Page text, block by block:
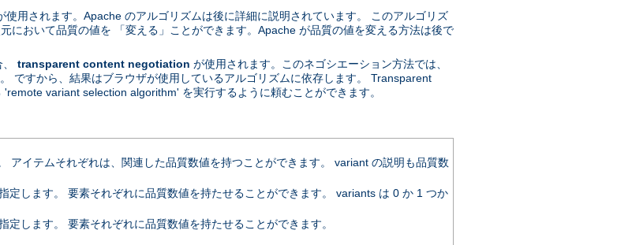
使用されます。Apache のアルゴリズムは後に詳細に説明されています。 このアルゴリズ
において品質の値を 「変える」ことができます。Apache が品質の値を変える方法は後で
transparent content negotiation が使用されます。このネゴシエーション方法では、
ですから、結果はブラウザが使用しているアルゴリズムに依存します。 Transparent
variant selection algorithm' を実行するように頼むことができます。
アイテムそれぞれは、関連した品質数値を持つことができます。 variant の説明も品質数
定します。 要素それぞれに品質数値を持たせることができます。 variants は 0 か 1 つか
します。 要素それぞれに品質数値を持たせることができます。